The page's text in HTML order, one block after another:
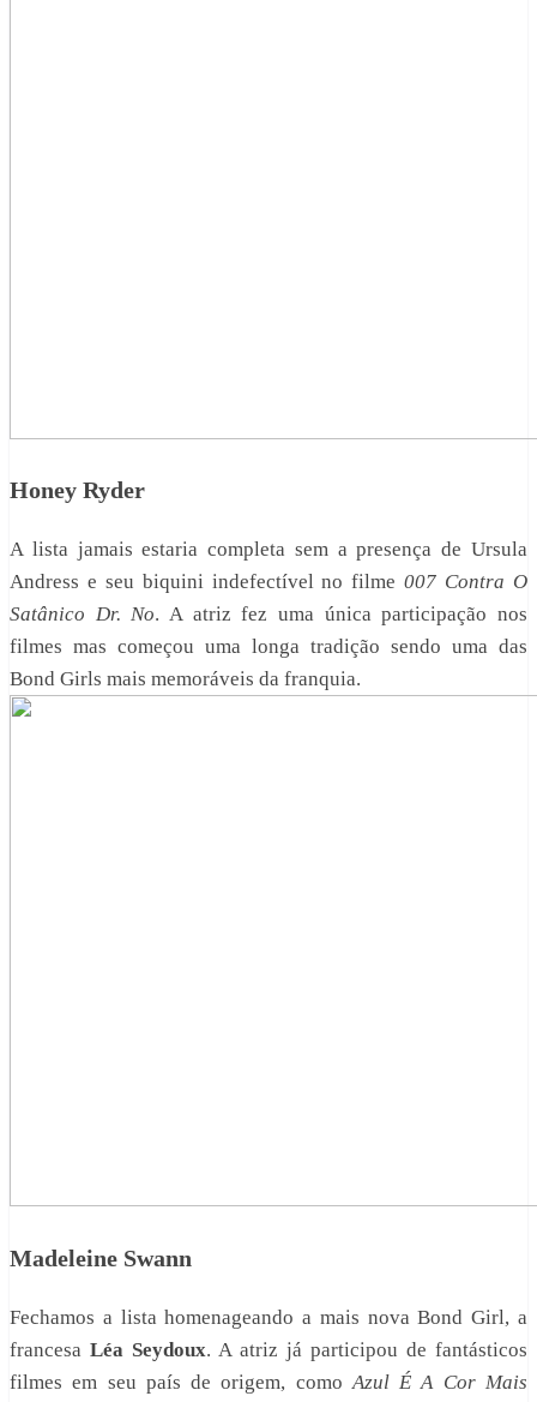
Honey Ryder
A lista jamais estaria completa sem a presença de Ursula
Andress e seu biquini indefectível no filme007 Contra O
Satânico Dr. No. A atriz fez uma única participação nos
filmes mas começou uma longa tradição sendo uma das
Bond Girls mais memoráveis da franquia.
Madeleine Swann
Fechamos a lista homenageando a mais nova Bond Girl, a
francesa Léa Seydoux. A atriz já participou de fantásticos
filmes em seu país de origem, comoAzul É A Cor Mais